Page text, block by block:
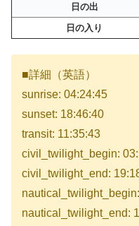
日の出
日の入り
■詳細（英語）
sunrise: 04:24:45
sunset: 18:46:40
transit: 11:35:43
civil_twilight_begin:
civil_twilight_end:
nautical_twilight_end: